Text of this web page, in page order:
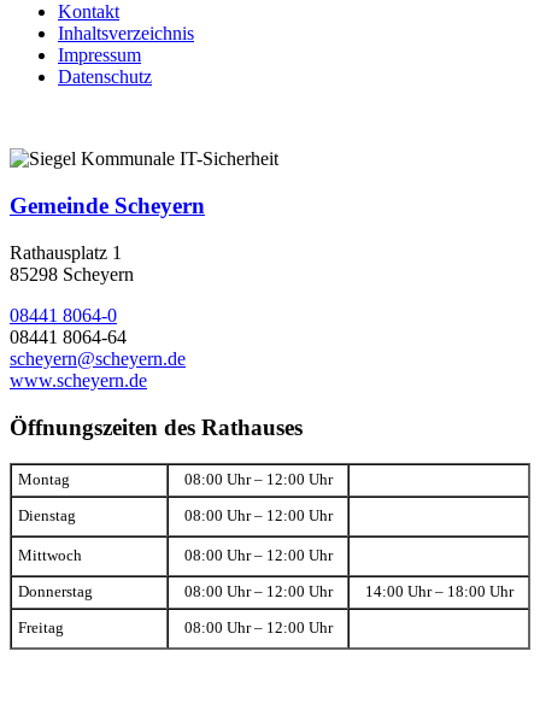
Kontakt
Inhaltsverzeichnis
Impressum
Datenschutz
Gemeinde Scheyern
Rathausplatz 1
85298 Scheyern
08441 8064-0
08441 8064-64
scheyern@scheyern.de
www.scheyern.de
Öffnungszeiten des Rathauses
Montag 08:00 Uhr – 12:00 Uhr
Dienstag 08:00 Uhr – 12:00 Uhr
Mittwoch 08:00 Uhr – 12:00 Uhr
Donnerstag 08:00 Uhr – 12:00 Uhr 14:00 Uhr – 18:00 Uhr
Freitag 08:00 Uhr – 12:00 Uhr